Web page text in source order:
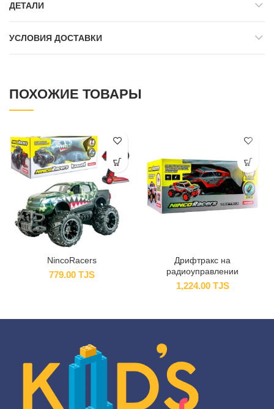
ДЕТАЛИ
УСЛОВИЯ ДОСТАВКИ
ПОХОЖИЕ ТОВАРЫ
NincoRacers
779.00 TJS
Дрифтракс на
радиоуправлении
1,224.00 TJS